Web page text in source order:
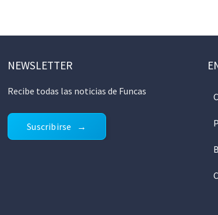
NEWSLETTER
Recibe todas las noticias de Funcas
Suscribirse